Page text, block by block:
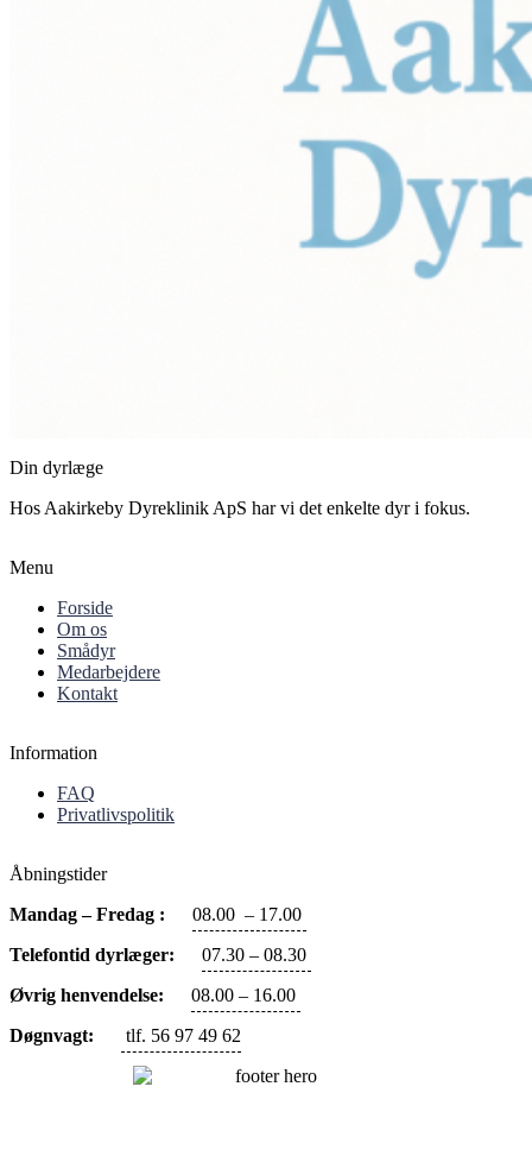
Din dyrlæge
Hos Aakirkeby Dyreklinik ApS har vi det enkelte dyr i fokus.
Menu
Forside
Om os
Smådyr
Medarbejdere
Kontakt
Information
FAQ
Privatlivspolitik
Åbningstider
Mandag – Fredag :
08.00 – 17.00
Telefontid dyrlæger:
07.30 – 08.30
Øvrig henvendelse:
08.00 – 16.00
Døgnvagt:
tlf. 56 97 49 62